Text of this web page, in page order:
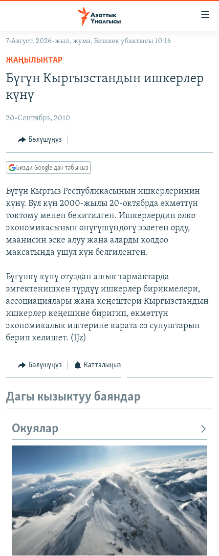
Навигацияга
өтүңүз
Издөөгө
салыңызКЫРГЫЗСТАН
ЭКОНОМИКА
МАДАНИЯТ
ДҮЙНӨ
БОРБОР АЗИЯ
УКРАИНА
АТАЙЫН ИЛИКТӨӨ
ТВ ПРОГРАММАЛАР
ЭКСПЕРТТЕР ТАЛДАЙТ
БИЗ ЖАНА ДҮЙНӨ
ДАНИСТЕ
ЭЖЕ-СИҢДИЛЕР
ӨЗГӨЧӨ ПИКИР
Русский
ОНЛАЙН ШЕРИНЕ
ЭЕ/АРнун бардык сайттары
7-Август, 2026-жыл, жума, Бишкек убактысы 10:16
ЖАҢЫЛЫКТАР
Бүгүн Кыргызстандын ишкерлер
күнү
20-Сентябрь, 2010
Бөлүшүңүз
Бизди Google'дан табыңыз
Бүгүн Кыргыз Республикасынын ишкерлеринин
күнү. Бул күн 2000-жылы 20-октябрда өкмөттүн
токтому менен бекитилген. Ишкерлердин өлкө
экономикасынын өнүгүшүндөгү ээлеген орду,
маанисин эске алуу жана аларды колдоо
максатында ушул күн белгиленген.
Бүгүнкү күнү отуздан ашык тармактарда
эмгектенишкен түрдүү ишкерлер бирикмелери,
ассоциациялары жана кеңештери Кыргызстандын
ишкерлер кеңешине биригип, өкмөттүн
экономикалык иштерине карата өз сунуштарын
берип келишет. (IJz)
Бөлүшүңүз Катталыңыз
Дагы кызыктуу баяндар
Окуялар